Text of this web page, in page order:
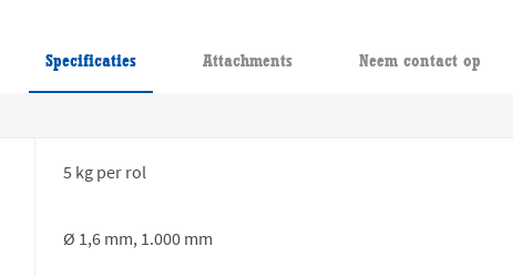
Specificaties Attachments Neem contact op
5 kg per rol
Ø 1,6 mm, 1.000 mm